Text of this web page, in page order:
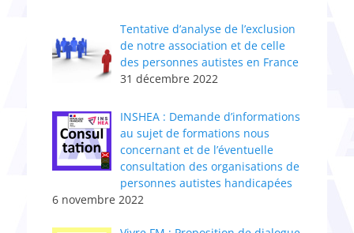
Tentative d’analyse de l’exclusion
de notre association et de celle
des personnes autistes en France
31 décembre 2022
INSHEA : Demande d’informations
au sujet de formations nous
concernant et de l’éventuelle
consultation des organisations de
personnes autistes handicapées
6 novembre 2022